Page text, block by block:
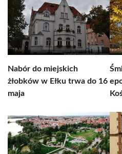
Nabór do miejskich
żłobków w Ełku trwa do 16
maja